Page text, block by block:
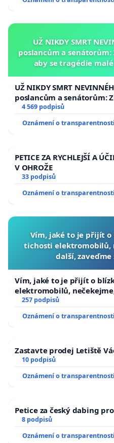
UŽ NIKDY SMRT
poslancům a
aby se tragédie
UŽ NIKDY SMRT
poslancům a senátorům:
aby se tragédie malé
4 569 podpisů
Oznámení o transparentnosti
PETICE ZA RYCHLEJŠÍ A
V OHROŽE
33 podpisů
Oznámení o transparentnosti
Vím, jaké to je přijít
tichosti elektromobilů,
další,
Vím, jaké to je přijít o
elektromobilů,
zaveďme slyšitelná auta!
257 podpisů
Oznámení o transparentnosti
Zastavte prodej Letiště
10 podpisů
Oznámení o transparentnosti
Petice za český dabing
8 podpisů
Oznámení o transparentnosti